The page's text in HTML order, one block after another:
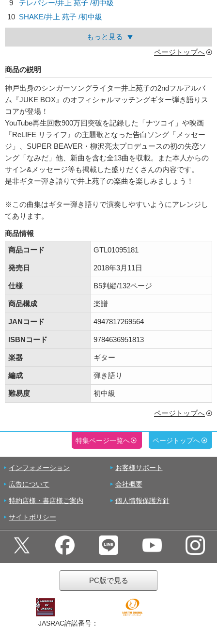
9
テレパシー/井上 苑子 /初中級
10 SHAKE/井上 苑子 /初中級
もっと見る
ページトップへ
商品の説明
神戸出身のシンガーソングライター井上苑子の2ndフルアルバ
ム『JUKE BOX』のオフィシャルマッチングギター弾き語りス
コアが登場！
YouTube再生回数900万回突破を記録した「ナツコイ」や映画
『ReLIFE リライフ』の主題歌となった告白ソング「メッセー
ジ」、SUPER BEAVER・柳沢亮太プロデュースの初の失恋ソ
ング「なみだ」他、新曲を含む全13曲を収載。また本人からの
サイン&メッセージ等も掲載した盛りだくさんの内容です。
是非ギター弾き語りで井上苑子の楽曲を楽しみましょう！
※この曲集はギター弾き語りで演奏しやすいようにアレンジし
てあります。
商品情報
商品コード
GTL01095181
発売日 2018年3月11日
仕様 B5判縦/132ページ
商品構成 楽譜
JANコード 4947817269564
ISBNコード 9784636951813
楽器 ギター
編成 弾き語り
難易度 初中級
ページトップへ
特集ページ一覧へ ページトップへ
インフォメーション お客様サポート
広告について 会社概要
特約店様・書店様ご案内 個人情報保護方針
サイトポリシー
PC版で見る
JASRAC許諾番号：